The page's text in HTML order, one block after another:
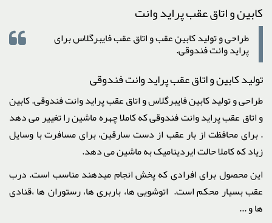
کابین و اتاق عقب پراید وانت
طراحی و تولید کابین عقب و اتاق عقب فایبرگلاس برای
پراید وانت فندوقی.
تولید کابین و اتاق عقب پراید وانت فندوقی
طراحی و تولید کابین فایبرگلاس و اتاق عقب پراید وانت فندوقی. کابین
و اتاق عقب پراید وانت فندوقی که کاملا چهره ماشین را تغییر می دهد
. برای محافظت از بار عقب از دست سارقین، برای مسافرت با وسایل
زیاد که کاملا حالت ایردینامیک به ماشین می دهد.
این محصول برای افرادی که پخش انجام میدهند مناسب است. درب
عقب بسیار محکم است. اتوشویی ها، باربری ها، رستوران ها ،قنادی
ها و ...